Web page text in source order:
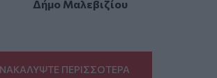
Δήμο Μαλεβιζίου
ΠΕΡΙΣΣΟΤΕΡΑ